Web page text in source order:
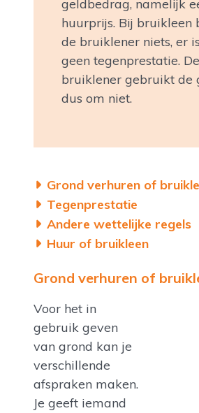
geldbedrag, namelijk
huurprijs. Bij bruikleen
de bruiklener niets, er
geen tegenprestatie. De
bruiklener gebruikt de
dus om niet.
Grond verhuren of
Tegenprestatie
Andere wettelijke regels
Huur of bruikleen
Grond verhuren of
Voor het in
gebruik geven
van grond kan je
verschillende
afspraken maken.
Je geeft iemand